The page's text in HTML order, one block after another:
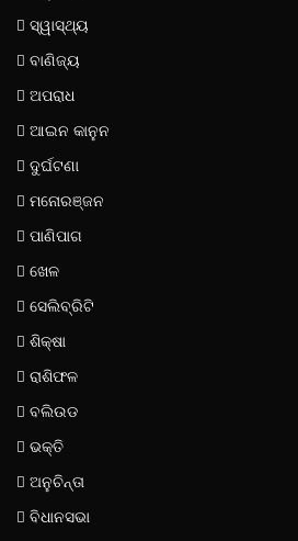
ସ୍ୱାସ୍ଥ୍ୟ
ବାଣିଜ୍ୟ
ଅପରାଧ
ଆଇନ କାନୁନ
ଦୁର୍ଘଟଣା
ମନୋରଞ୍ଜନ
ପାଣିପାଗ
ଖେଳ
ସେଲିବ୍ରିଟି
ଶିକ୍ଷା
ରାଶିଫଳ
ବଲିଉଡ
ଭକ୍ତି
ଅନୁଚିନ୍ତା
ବିଧାନସଭା